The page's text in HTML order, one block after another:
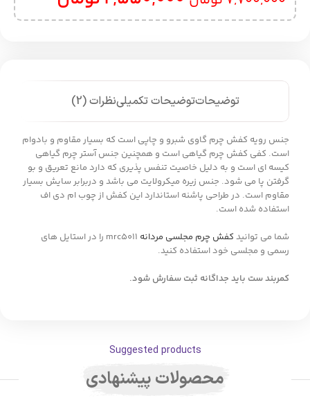
توضیحاتتوضیحات تکمیلینظرات (2)
جنس رویه کفش چرم گاوی شبرو و چاپی است که بسیار مقاوم و بادوام
است. کفی کفش چرم گیاهی است و همچنین جنس آستر چرم گیاهی
کیسه ای است و به دلیل خاصیت تنفس پذیری که دارد مانع تعریق و بو
گرفتن پا می شود. جنس زیره میکرولایت می باشد و دربرابر سایش بسیار
مقاوم است. در طراحی پاشنه استاندارد این کفش از چوب ام دی اف
استفاده شده است.
شما می توانید کفش چرم مجلسی مردانه
mrc5011 را در استایل های
رسمی و مجلسی خود استفاده کنید.
کمربند ست باید جداگانه ثبت سفارش شود.
Suggested products
محصولات پیشنهادی